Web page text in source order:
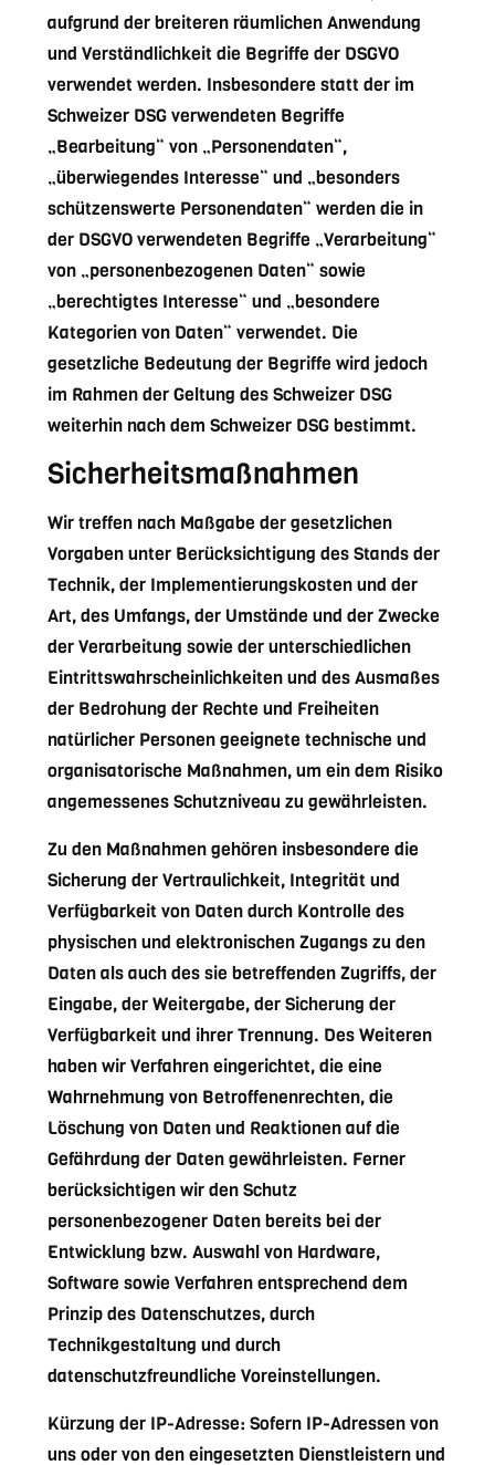
aufgrund der breiteren räumlichen Anwendung
und Verständlichkeit die Begriffe der DSGVO
verwendet werden. Insbesondere statt der im
Schweizer DSG verwendeten Begriffe
„Bearbeitung“ von „Personendaten“,
„überwiegendes Interesse“ und „besonders
schützenswerte Personendaten“ werden die in
der DSGVO verwendeten Begriffe „Verarbeitung“
von „personenbezogenen Daten“ sowie
„berechtigtes Interesse“ und „besondere
Kategorien von Daten“ verwendet. Die
gesetzliche Bedeutung der Begriffe wird jedoch
im Rahmen der Geltung des Schweizer DSG
weiterhin nach dem Schweizer DSG bestimmt.
Sicherheitsmaßnahmen
Wir treffen nach Maßgabe der gesetzlichen
Vorgaben unter Berücksichtigung des Stands der
Technik, der Implementierungskosten und der
Art, des Umfangs, der Umstände und der Zwecke
der Verarbeitung sowie der unterschiedlichen
Eintrittswahrscheinlichkeiten und des Ausmaßes
der Bedrohung der Rechte und Freiheiten
natürlicher Personen geeignete technische und
organisatorische Maßnahmen, um ein dem Risiko
angemessenes Schutzniveau zu gewährleisten.
Zu den Maßnahmen gehören insbesondere die
Sicherung der Vertraulichkeit, Integrität und
Verfügbarkeit von Daten durch Kontrolle des
physischen und elektronischen Zugangs zu den
Daten als auch des sie betreffenden Zugriffs, der
Eingabe, der Weitergabe, der Sicherung der
Verfügbarkeit und ihrer Trennung. Des Weiteren
haben wir Verfahren eingerichtet, die eine
Wahrnehmung von Betroffenenrechten, die
Löschung von Daten und Reaktionen auf die
Gefährdung der Daten gewährleisten. Ferner
berücksichtigen wir den Schutz
personenbezogener Daten bereits bei der
Entwicklung bzw. Auswahl von Hardware,
Software sowie Verfahren entsprechend dem
Prinzip des Datenschutzes, durch
Technikgestaltung und durch
datenschutzfreundliche Voreinstellungen.
Kürzung der IP-Adresse: Sofern IP-Adressen von
uns oder von den eingesetzten Dienstleistern und